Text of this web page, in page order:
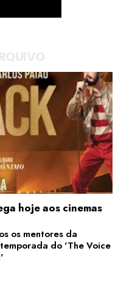
hoje aos cinemas
os mentores da
do 'The Voice